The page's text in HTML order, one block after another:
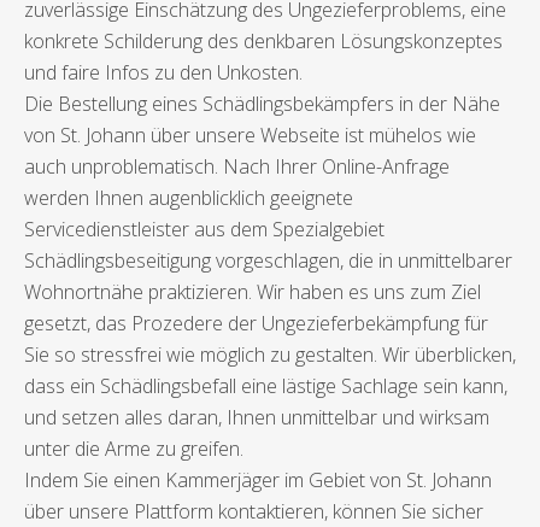
zuverlässige Einschätzung des Ungezieferproblems, eine
konkrete Schilderung des denkbaren Lösungskonzeptes
und faire Infos zu den Unkosten.
Die Bestellung eines Schädlingsbekämpfers in der Nähe
von St. Johann über unsere Webseite ist mühelos wie
auch unproblematisch. Nach Ihrer Online-Anfrage
werden Ihnen augenblicklich geeignete
Servicedienstleister aus dem Spezialgebiet
Schädlingsbeseitigung vorgeschlagen, die in unmittelbarer
Wohnortnähe praktizieren. Wir haben es uns zum Ziel
gesetzt, das Prozedere der Ungezieferbekämpfung für
Sie so stressfrei wie möglich zu gestalten. Wir überblicken,
dass ein Schädlingsbefall eine lästige Sachlage sein kann,
und setzen alles daran, Ihnen unmittelbar und wirksam
unter die Arme zu greifen.
Indem Sie einen Kammerjäger im Gebiet von St. Johann
über unsere Plattform kontaktieren, können Sie sicher